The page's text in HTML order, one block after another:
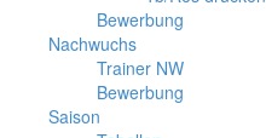
Bewerbung
Nachwuchs
Trainer NW
Bewerbung
Saison